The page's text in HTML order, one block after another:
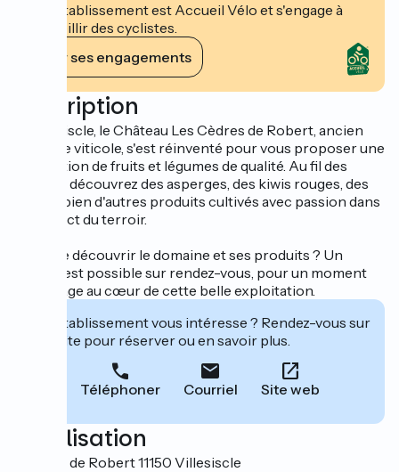
Cet établissement est Accueil Vélo et s'engage à
accueillir des cyclistes.
Voir ses engagements
Description
À Villesiscle, le Château Les Cèdres de Robert, ancien
domaine viticole, s'est réinventé pour vous proposer une
production de fruits et légumes de qualité. Au fil des
saisons, découvrez des asperges, des kiwis rouges, des
noix et bien d'autres produits cultivés avec passion dans
le respect du terroir.
Envie de découvrir le domaine et ses produits ? Un
accueil est possible sur rendez-vous, pour un moment
de partage au cœur de cette belle exploitation.
Cet établissement vous intéresse ? Rendez-vous sur
leur site pour réserver ou en savoir plus.
Téléphoner Courriel Site web
Localisation
Chemin de Robert 11150 Villesiscle